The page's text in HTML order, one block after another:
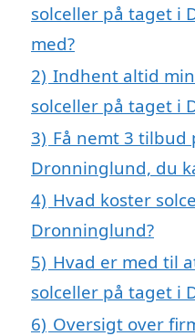
solceller på taget i
med?
2) Indhent altid
solceller på taget i
3) Få nemt 3 tilbud
Dronninglund, du
4) Hvad koster
Dronninglund?
5) Hvad er med til
solceller på taget i
6) Oversigt over